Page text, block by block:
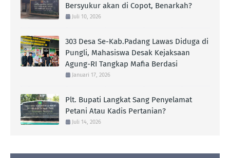
Bersyukur akan di Copot, Benarkah?
Juli 10, 2026
303 Desa Se-Kab.Padang Lawas Diduga di
Pungli, Mahasiswa Desak Kejaksaan
Agung-RI Tangkap Mafia Berdasi
Januari 17, 2026
Plt. Bupati Langkat Sang Penyelamat
Petani Atau Kadis Pertanian?
Juli 14, 2026